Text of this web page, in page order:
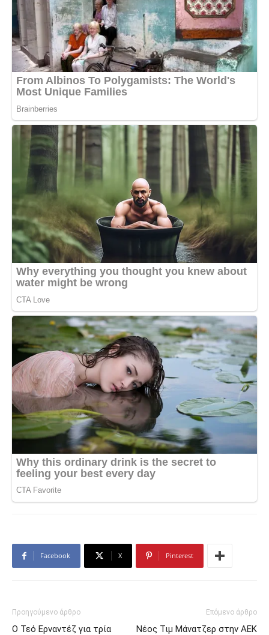
Facebook X Pinterest
Προηγούμενο άρθρο
Ο Τεό Ερναντέζ για τρία
Επόμενο άρθρο
Νέος Τιμ Μάνατζερ στην ΑΕΚ